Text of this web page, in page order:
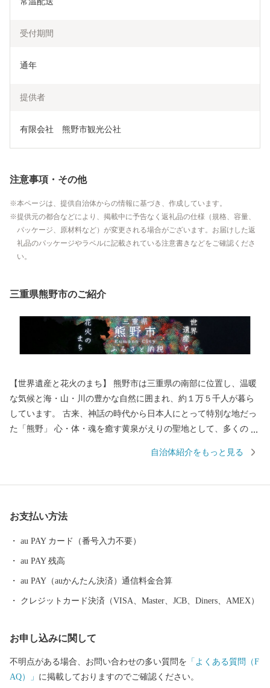
受付期間
通年
提供者
有限会社　熊野市観光公社
注意事項・その他
本ページは、提供自治体からの情報に基づき、作成しています。
提供元の都合などにより、掲載中に予告なく返礼品の仕様（規格、容量、
パッケージ、原材料など）が変更される場合がございます。お届けした返
礼品のパッケージやラベルに記載されている注意書きなどをご確認くださ
い。
三重県熊野市のご紹介
【世界遺産と花火のまち】 熊野市は三重県の南部に位置し、温暖
な気候と海・山・川の豊かな自然に囲まれ、約１万５千人が暮ら
しています。 古来、神話の時代から日本人にとって特別な地だっ
た「熊野」 心・体・魂を癒す黄泉がえりの聖地として、多くの
「熊野古道」 海を見下ろすような巨岩の「獅子岩」 日本最古の神
余年もの伝統を誇り、約１万発の大迫力の花火や 世界遺産に轟く
音と光を楽しもうと 全国から多くの人が訪れます。
自治体紹介をもっと見る
お支払い方法
au PAY カード（番号入力不要）
au PAY 残高
au PAY（auかんたん決済）通信料金合算
クレジットカード決済（VISA、Master、JCB、Diners、AMEX）
お申し込みに関して
不明点がある場合、お問い合わせの多い質問を 「よくある質問（F
AQ）」 に掲載しておりますのでご確認ください。